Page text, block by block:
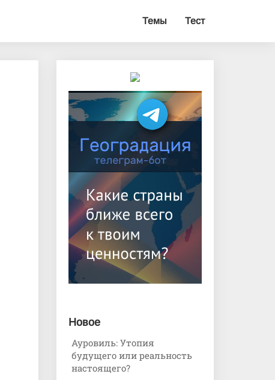
Темы Тест
Новое
Ауровиль: Утопия
будущего или реальность
настоящего?